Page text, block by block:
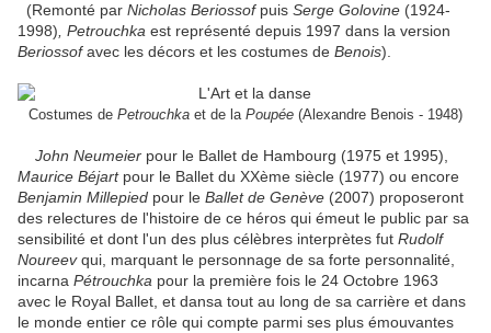
(Remonté par Nicholas Beriossofpuis Serge Golovine (1924-
1998) , Petrouchka est représenté depuis 1997 dans la version
Beriossofavec les décors et les costumes de Benois).
Costumes de Petrouchka et de la Poupée (Alexandre Benois - 1948)
John Neumeier pour le Ballet de Hambourg (1975 et 1995),
Maurice Béjartpour le Ballet du XXème siècle (1977) ou encore
Benjamin Millepied pour le Ballet de Genève (2007) proposeront
des relectures de l'histoire de ce héros qui émeut le public par sa
sensibilité et dont l'un des plus célèbres interprètes fut Rudolf
Noureevqui, marquant le personnage de sa forte personnalité,
incarna Pétrouchka pour la première fois le 24 Octobre 1963
avec le Royal Ballet, et dansa tout au long de sa carrière et dans
le monde entier ce rôle qui compte parmi ses plus émouvantes